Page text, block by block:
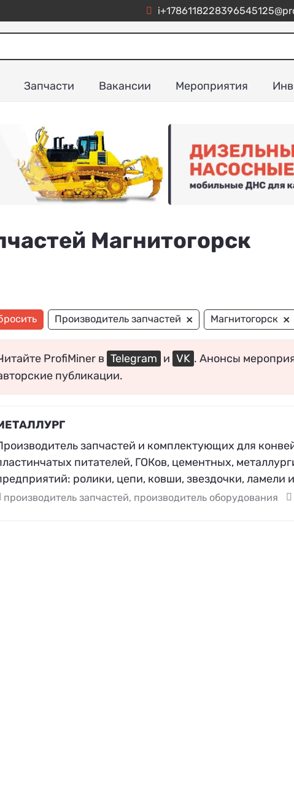
Запчасти Вакансии Мероприятия
Магнитогорск
Производитель запчастей × Магнитогорск ×
ProfiMiner в Telegram и VK . Анонсы
публикации.
запчастей и комплектующих для
питателей, ГОКов, цементных,
ролики, цепи, ковши, звездочки, ламели
производитель запчастей, производитель оборудования